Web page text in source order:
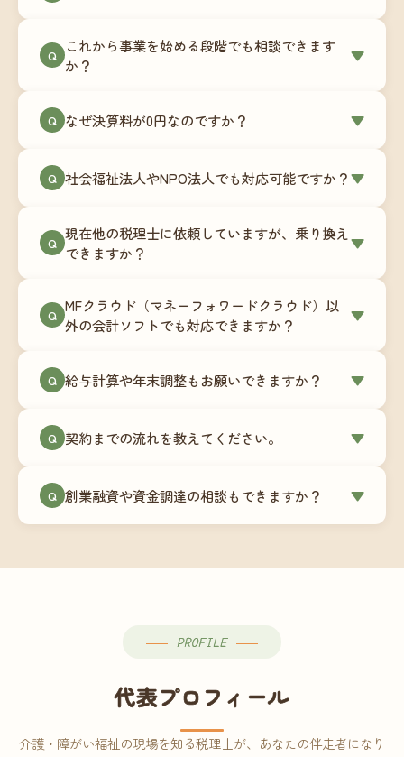
やチャットツールを使ったオンラインでのやり取
りが中心ですので、地域を問わずサポート可能で
業者さまにご利用いただいています。
Q
これから事業を始める段階でも相談できます
か？
▼
180,000円〜）をご用意しています。事業計画の段
談にも対応しています。
Q なぜ決算料が0円なのですか？ ▼
次で進めています。そのため、決算時に追加の作
リプション型の料金体系を実現しています。年間
コストが事前にわかるので、資金繰りの見通しも
Q 社会福祉法人やNPO法人でも対応可能ですか？▼
は営利法人とは会計基準や監査要件が異なるた
め、別途お見積りとなります。まずはお気軽にご
Q 現在他の税理士に依頼していますが、乗り換え
できますか？
▼
ます。前任の税理士事務所との連携や、過去の帳
簿データの移行もお手伝いします。決算期のタイ
での変更も対応可能です。
Q MFクラウド（マネーフォワードクラウド）以
外の会計ソフトでも対応できますか？
▼
供しています。これから会計ソフトを導入される
します。freee・弥生会計等をご利用中の場合は、
Q 給与計算や年末調整もお願いできますか？ ▼
怠集計あり／5名まで）は月額15,000円〜、年末調
す。人数が増える場合は別途お見積りします。
Q 契約までの流れを教えてください。 ▼
（30〜60分）でご事業内容・ご要望のヒアリング
→ ③お見積り・ご契約 → ④MFクラウドの初期設
談から契約まで費用は発生しませんので、お気軽
Q 創業融資や資金調達の相談もできますか？ ▼
PROFILE
代表プロフィール
介護・障がい福祉の現場を知る税理士が、あなたの伴走者になり